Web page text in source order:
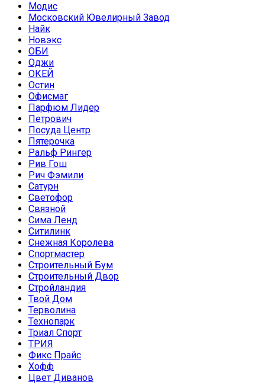
Модис
Московский Ювелирный Завод
Найк
Новэкс
ОБИ
Оджи
ОКЕЙ
Остин
Офисмаг
Парфюм Лидер
Петрович
Посуда Центр
Пятерочка
Ральф Рингер
Рив Гош
Рич Фэмили
Сатурн
Светофор
Связной
Сима Ленд
Ситилинк
Снежная Королева
Спортмастер
Строительный Бум
Строительный Двор
Стройландия
Твой Дом
Терволина
Технопарк
Триал Спорт
ТРИЯ
Фикс Прайс
Хофф
Цвет Диванов